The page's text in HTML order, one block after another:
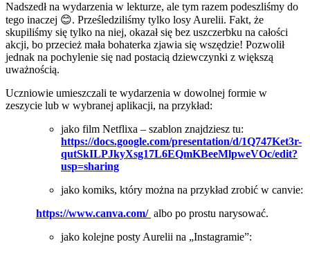
Nadszedł na wydarzenia w lekturze, ale tym razem podeszliśmy do
tego inaczej 😊. Prześledziliśmy tylko losy Aurelii. Fakt, że
skupiliśmy się tylko na niej, okazał się bez uszczerbku na całości
akcji, bo przecież mała bohaterka zjawia się wszędzie! Pozwolił
jednak na pochylenie się nad postacią dziewczynki z większą
uważnością.
Uczniowie umieszczali te wydarzenia w dowolnej formie w
zeszycie lub w wybranej aplikacji, na przykład:
jako film Netflixa – szablon znajdziesz tu:
https://docs.google.com/presentation/d/1Q747Ket3r-
qutSkILPJkyXsg17L6EQmKBeeMlpweVOc/edit?
usp=sharing
jako komiks, który można na przykład zrobić w canvie:
https://www.canva.com/ albo po prostu narysować.
jako kolejne posty Aurelii na „Instagramie”: